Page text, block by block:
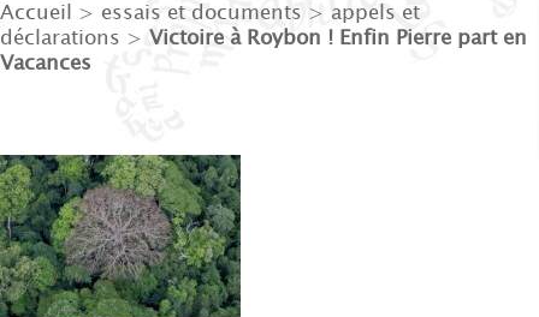
Accueil > essais et documents > appels et
déclarations > Victoire à Roybon ! Enfin Pierre part en
Vacances